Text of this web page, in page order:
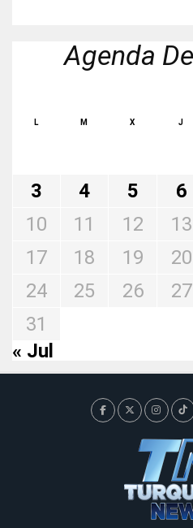
Agenda
L M X J
3
4 5 6
10
11 12 13
17
18 19 20
24
25 26 27
31
« Jul